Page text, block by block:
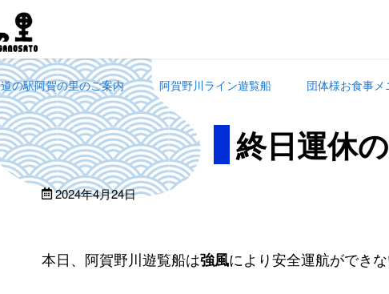
道の駅阿賀の里のご案内 阿賀野川ライン遊覧船 団体様お食事メ
終日運休
2024年4月24日
本日、阿賀野川遊覧船は強風により安全運航ができ